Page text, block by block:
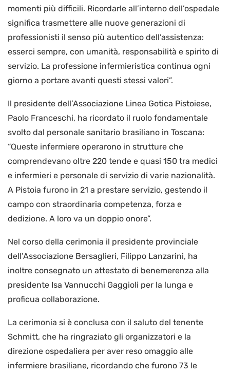
momenti più difficili. Ricordarle all’interno dell’ospedale
significa trasmettere alle nuove generazioni di
professionisti il senso più autentico dell’assistenza:
esserci sempre, con umanità, responsabilità e spirito di
servizio. La professione infermieristica continua ogni
giorno a portare avanti questi stessi valori”.
Il presidente dell’Associazione Linea Gotica Pistoiese,
Paolo Franceschi, ha ricordato il ruolo fondamentale
svolto dal personale sanitario brasiliano in Toscana:
“Queste infermiere operarono in strutture che
comprendevano oltre 220 tende e quasi 150 tra medici
e infermieri e personale di servizio di varie nazionalità.
A Pistoia furono in 21 a prestare servizio, gestendo il
campo con straordinaria competenza, forza e
dedizione. A loro va un doppio onore”.
Nel corso della cerimonia il presidente provinciale
dell’Associazione Bersaglieri, Filippo Lanzarini, ha
inoltre consegnato un attestato di benemerenza alla
presidente Isa Vannucchi Gaggioli per la lunga e
proficua collaborazione.
La cerimonia si è conclusa con il saluto del tenente
Schmitt, che ha ringraziato gli organizzatori e la
direzione ospedaliera per aver reso omaggio alle
infermiere brasiliane, ricordando che furono 73 le